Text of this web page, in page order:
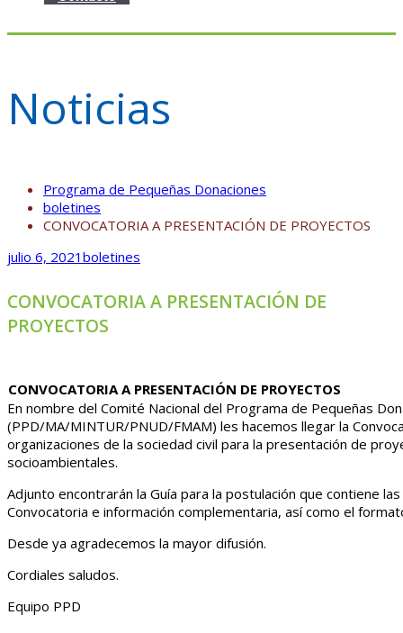
Noticias
Programa de Pequeñas Donaciones
boletines
CONVOCATORIA A PRESENTACIÓN DE PROYECTOS
julio 6, 2021 boletines
CONVOCATORIA A PRESENTACIÓN DE
PROYECTOS
CONVOCATORIA A PRESENTACIÓN DE PROYECTOS
En nombre del Comité Nacional del Programa de Pequeñas
(PPD/MA/MINTUR/PNUD/FMAM) les hacemos llegar la
organizaciones de la sociedad civil para la presentación de
socioambientales.
Adjunto encontrarán la Guía para la postulación que contiene
Convocatoria e información complementaria, así como el
Desde ya agradecemos la mayor difusión.
Cordiales saludos.
Equipo PPD